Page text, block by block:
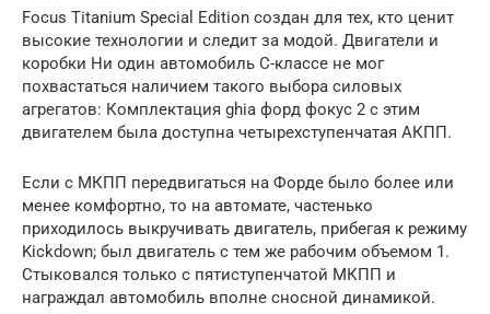
Focus Titanium Special Edition создан для тех, кто ценит
высокие технологии и следит за модой. Двигатели и
коробки Ни один автомобиль С-классе не мог
похвастаться наличием такого выбора силовых
агрегатов: Комплектация ghia форд фокус 2 с этим
двигателем была доступна четырехступенчатая АКПП.
Если с МКПП передвигаться на Форде было более или
менее комфортно, то на автомате, частенько
приходилось выкручивать двигатель, прибегая к режиму
Kickdown; был двигатель с тем же рабочим объемом 1.
Стыковался только с пятиступенчатой МКПП и
награждал автомобиль вполне сносной динамикой.